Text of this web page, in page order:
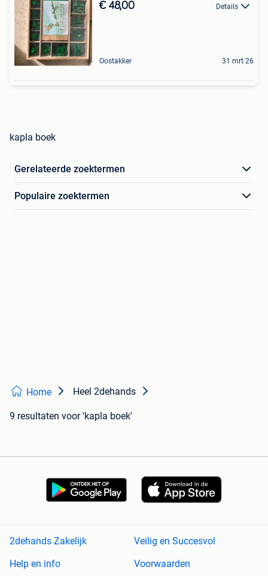
€ 48,00 Details
Oostakker 31 mrt 26
kapla boek
Gerelateerde zoektermen
Populaire zoektermen
Home Heel 2dehands
9 resultaten voor 'kapla boek'
2dehands Zakelijk
Veilig en Succesvol
Help en info
Voorwaarden